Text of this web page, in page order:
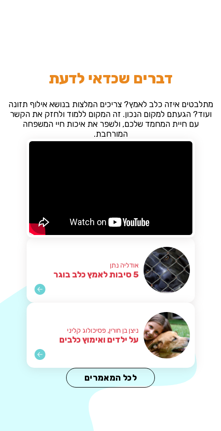
דברים שכדאי לדעת
מתלבטים איזה כלב לאמץ? צריכים המלצות בנושא אילוף תזונה
ועוד? הגעתם למקום הנכון. זה המקום ללמוד ולחזק את הקשר
עם חיית המחמד שלכם, ולשפר את איכות חיי המשפחה
המורחבת.
אודליה נתן
5 סיבות לאמץ כלב בוגר
ניצן בן חורין, פסיכולוג קליני
על ילדים ואימוץ כלבים
לכל המאמרים